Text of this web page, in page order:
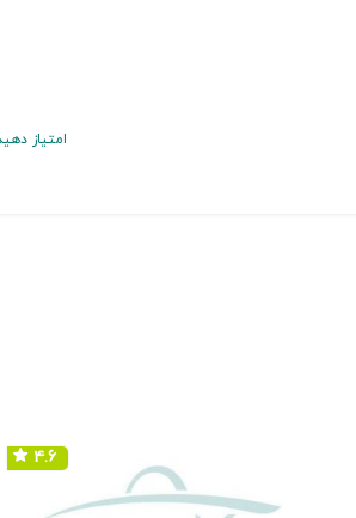
امتیاز
۴.۶